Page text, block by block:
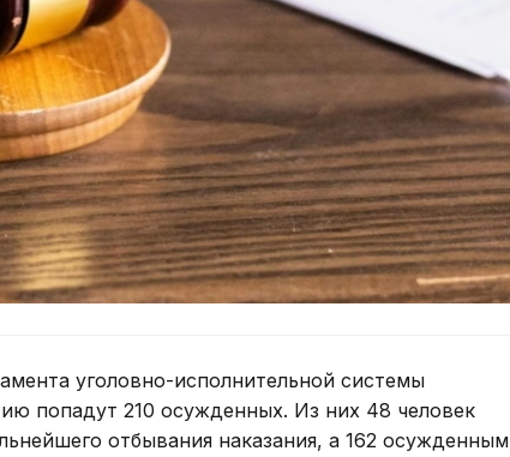
уголовно-исполнительной системы
попадут 210 осужденных. Из них 48 человек
отбывания наказания, а 162 осужденным